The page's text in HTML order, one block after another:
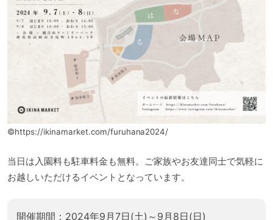
©https://ikinamarket.com/furuhana2024/
当日は入園料も駐車料金も無料。ご家族やお友達同士で気軽に
お越しいただけるイベントとなっています。
開催期間：2024年9月7日(土)～9月8日(日)